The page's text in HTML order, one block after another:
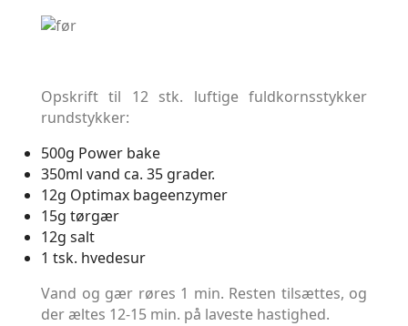
Opskrift til 12 stk. luftige fuldkornsstykker
rundstykker:
500g Power bake
350ml vand ca. 35 grader.
12g Optimax bageenzymer
15g tørgær
12g salt
1 tsk. hvedesur
Vand og gær røres 1 min. Resten tilsættes, og
der æltes 12-15 min. på laveste hastighed.